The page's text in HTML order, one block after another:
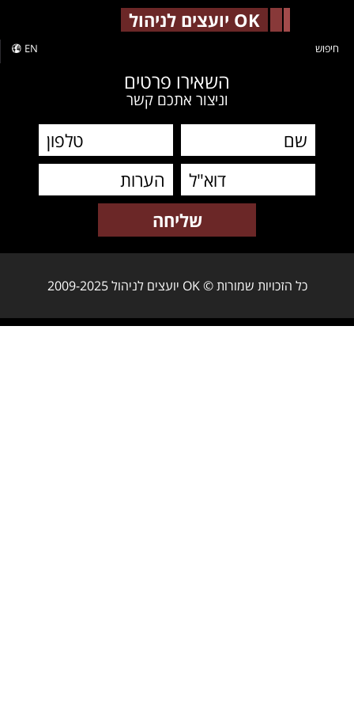
OK יועצים לניהול
EN חיפוש
השאירו פרטים
וניצור אתכם קשר
כל הזכויות שמורות © OK יועצים לניהול 2009-2025